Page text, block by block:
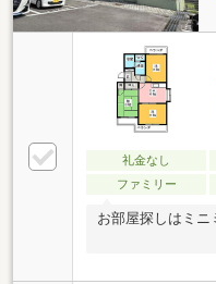
礼金なし
ファミリー
お部屋探しはミニ